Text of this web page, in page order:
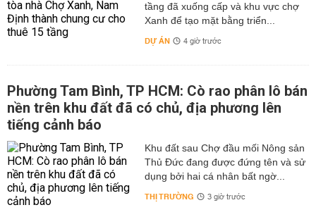
tầng đã xuống cấp và khu vực chợ
Xanh để tạo mặt bằng triển...
DỰ ÁN 4 giờ trước
Phường Tam Bình, TP HCM: Cò rao phân lô bán
nền trên khu đất đã có chủ, địa phương lên
tiếng cảnh báo
Khu đất sau Chợ đầu mối Nông sản
Thủ Đức đang được đứng tên và sử
dụng bởi hai cá nhân bất ngờ...
THỊ TRƯỜNG 3 giờ trước